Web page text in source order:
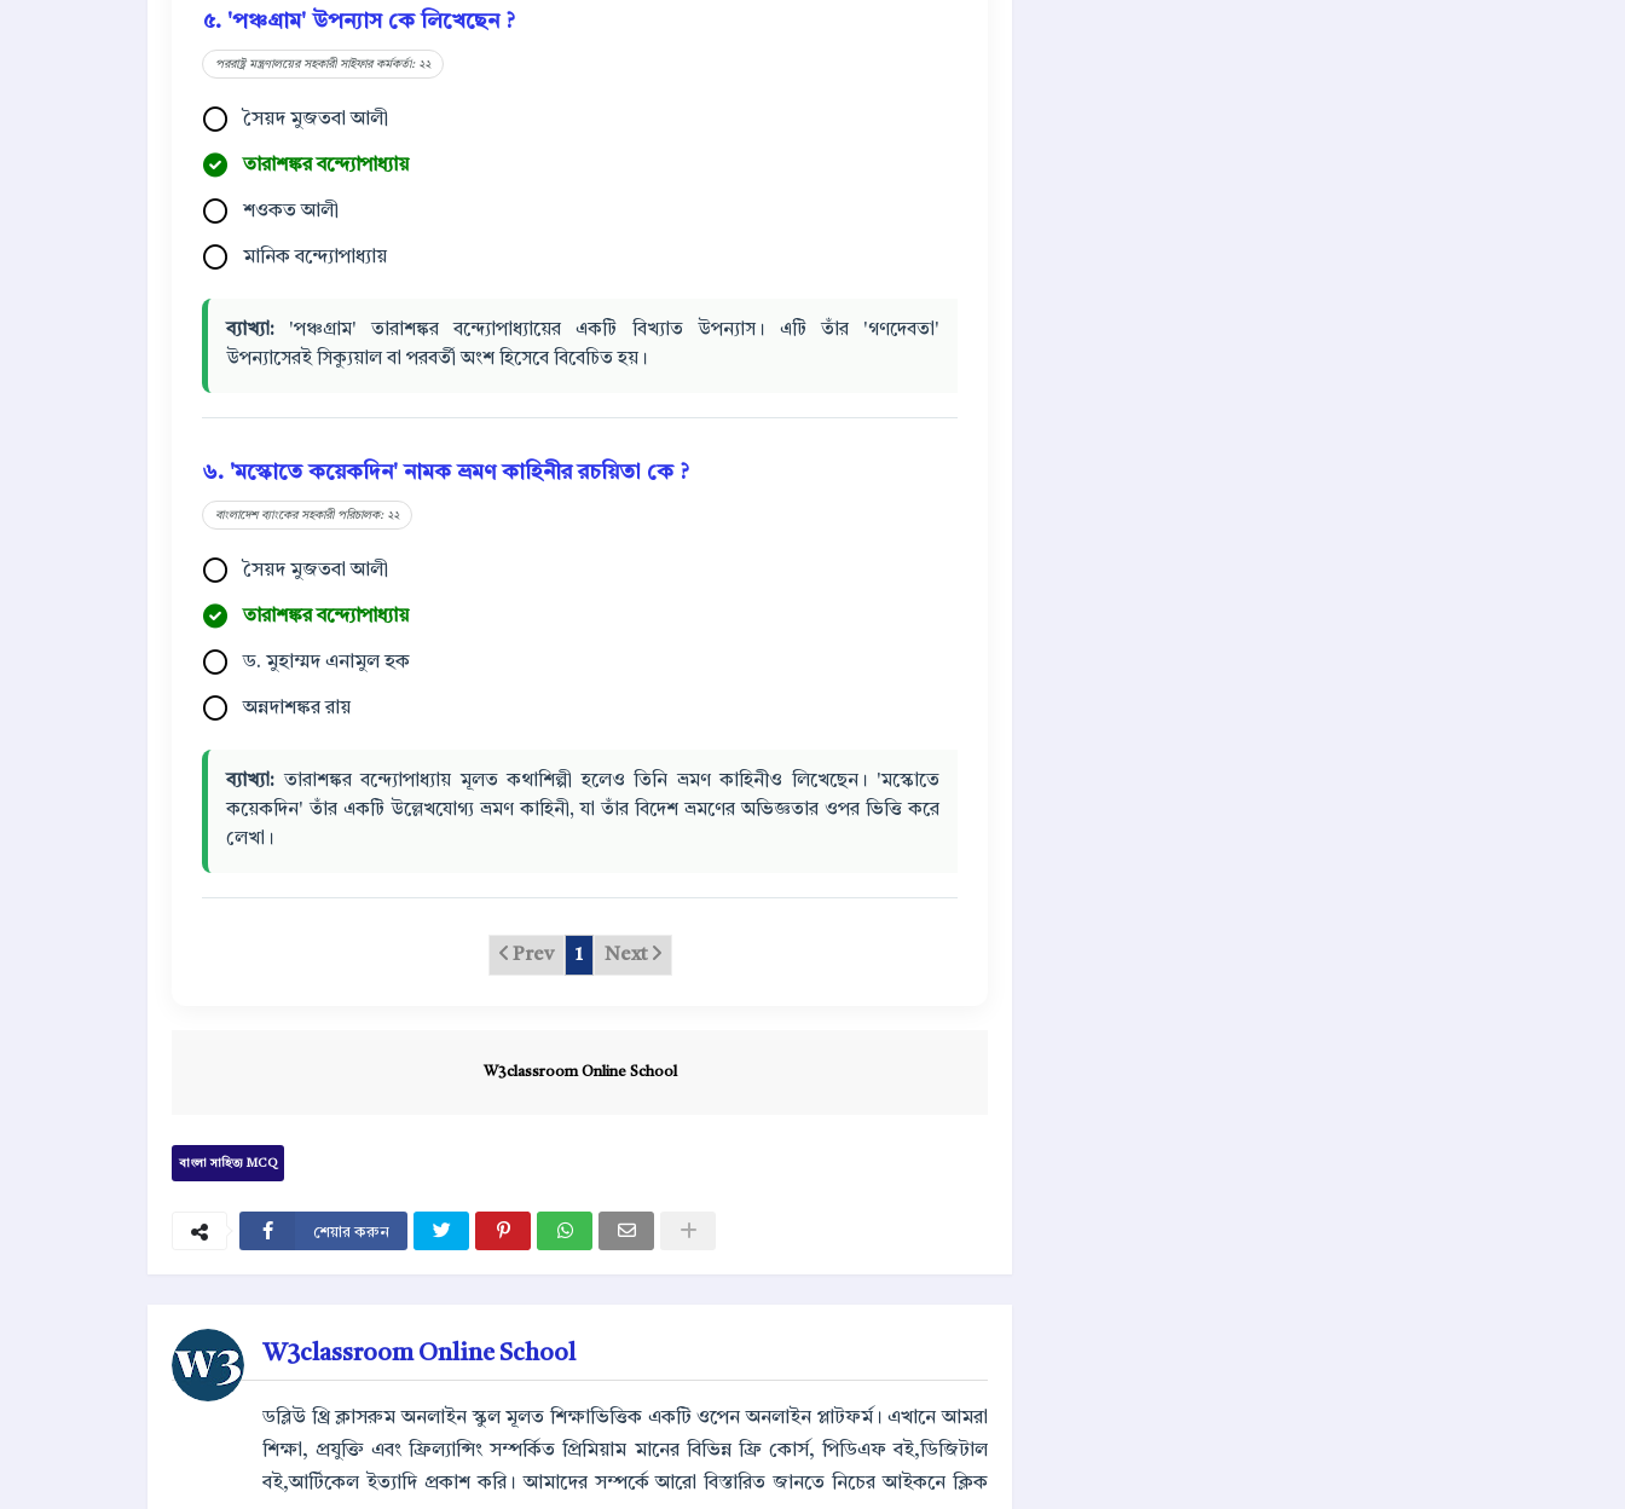
৫. 'পঞ্চগ্রাম' উপন্যাস কে লিখেছেন ?
পররাষ্ট্র মন্ত্রণালয়ের সহকারী সাইফার কর্মকর্তা: ২২
সৈয়দ মুজতবা আলী
তারাশঙ্কর বন্দ্যোপাধ্যায়
শওকত আলী
মানিক বন্দ্যোপাধ্যায়
ব্যাখ্যা: 'পঞ্চগ্রাম' তারাশঙ্কর বন্দ্যোপাধ্যায়ের একটি বিখ্যাত উপন্যাস। এটি তাঁর 'গণদেবতা'
উপন্যাসেরই সিক্যুয়াল বা পরবর্তী অংশ হিসেবে বিবেচিত হয়।
৬. 'মস্কোতে কয়েকদিন' নামক ভ্রমণ কাহিনীর রচয়িতা কে ?
বাংলাদেশ ব্যাংকের সহকারী পরিচালক: ২২
সৈয়দ মুজতবা আলী
তারাশঙ্কর বন্দ্যোপাধ্যায়
ড. মুহাম্মদ এনামুল হক
অন্নদাশঙ্কর রায়
ব্যাখ্যা: তারাশঙ্কর বন্দ্যোপাধ্যায় মূলত কথাশিল্পী হলেও তিনি ভ্রমণ কাহিনীও লিখেছেন। 'মস্কোতে
কয়েকদিন' তাঁর একটি উল্লেখযোগ্য ভ্রমণ কাহিনী, যা তাঁর বিদেশ ভ্রমণের অভিজ্ঞতার ওপর ভিত্তি করে
লেখা।
Prev 1 Next
W3classroom Online School
বাংলা সাহিত্য MCQ
শেয়ার করুন
W3classroom Online School
ডব্লিউ থ্রি ক্লাসরুম অনলাইন স্কুল মূলত শিক্ষাভিত্তিক একটি ওপেন অনলাইন প্লাটফর্ম। এখানে আমরা
শিক্ষা, প্রযুক্তি এবং ফ্রিল্যান্সিং সম্পর্কিত প্রিমিয়াম মানের বিভিন্ন ফ্রি কোর্স, পিডিএফ বই,ডিজিটাল
বই,আর্টিকেল ইত্যাদি প্রকাশ করি। আমাদের সম্পর্কে আরো বিস্তারিত জানতে নিচের আইকনে ক্লিক